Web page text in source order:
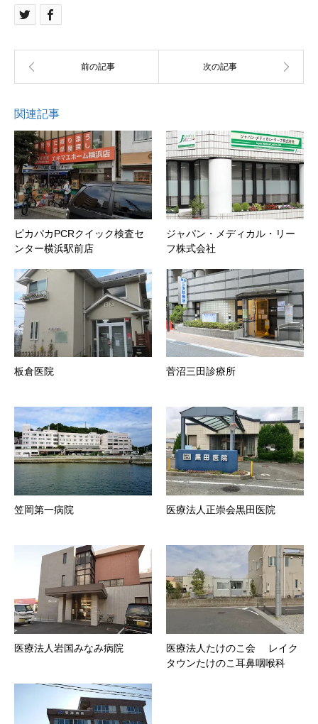
関連記事
ピカパカPCRクイック検査セ
ンター横浜駅前店
ジャパン・メディカル・リー
フ株式会社
板倉医院 菅沼三田診療所
笠岡第一病院 医療法人正崇会黒田医院
医療法人岩国みなみ病院
医療法人たけのこ会 レイク
タウンたけのこ耳鼻咽喉科